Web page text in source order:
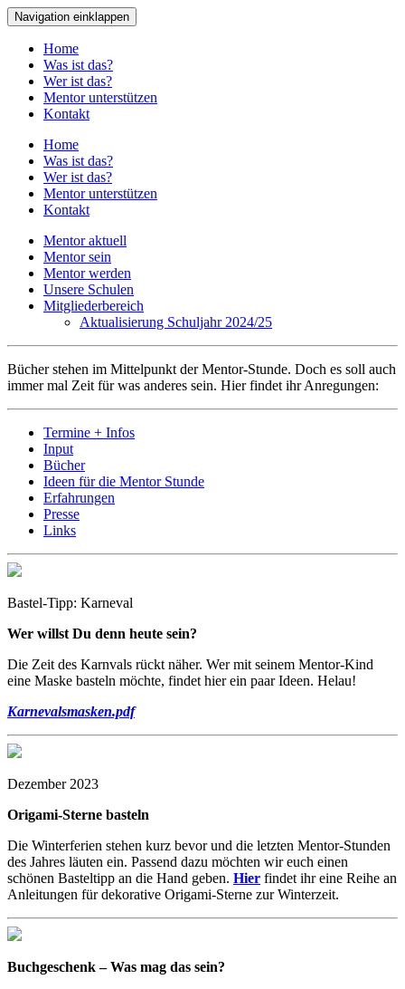
Navigation einklappen
Home
Was ist das?
Wer ist das?
Mentor unterstützen
Kontakt
Home
Was ist das?
Wer ist das?
Mentor unterstützen
Kontakt
Mentor aktuell
Mentor sein
Mentor werden
Unsere Schulen
Mitgliederbereich
Aktualisierung Schuljahr 2024/25
Bücher stehen im Mittelpunkt der Mentor-Stunde. Doch es soll auch
immer mal Zeit für was anderes sein. Hier findet ihr Anregungen:
Termine + Infos
Input
Bücher
Ideen für die Mentor Stunde
Erfahrungen
Presse
Links
Bastel-Tipp: Karneval
Wer willst Du denn heute sein?
Die Zeit des Karnvals rückt näher. Wer mit seinem Mentor-Kind
eine Maske basteln möchte, findet hier ein paar Ideen. Helau!
Karnevalsmasken.pdf
Dezember 2023
Origami-Sterne basteln
Die Winterferien stehen kurz bevor und die letzten Mentor-Stunden
des Jahres läuten ein. Passend dazu möchten wir euch einen
schönen Basteltipp an die Hand geben. Hier findet ihr eine Reihe an
Anleitungen für dekorative Origami-Sterne zur Winterzeit.
Buchgeschenk – Was mag das sein?